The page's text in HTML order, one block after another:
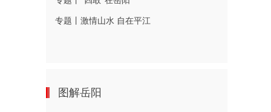
专题丨激情山水 自在平江
图解岳阳